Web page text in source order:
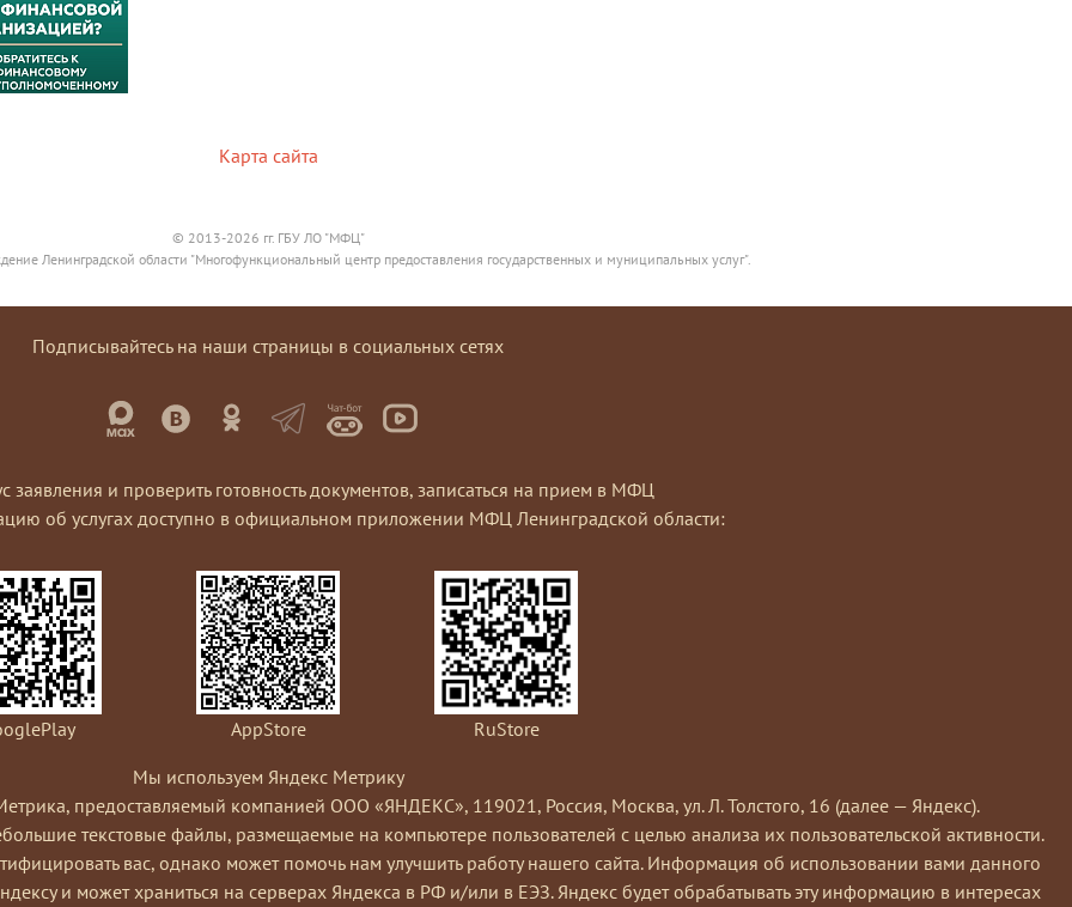
Карта сайта
© 2013-2026 гг. ГБУ ЛО "МФЦ"
Ленинградской области "Многофункциональный центр предоставления государственных и муниципальных услуг".
Подписывайтесь на наши страницы в социальных сетях
заявления и проверить готовность документов, записаться на прием в МФЦ
об услугах доступно в официальном приложении МФЦ Ленинградской области:
AppStore
RuStore
Мы используем Яндекс Метрику
предоставляемый компанией ООО «ЯНДЕКС», 119021, Россия, Москва, ул. Л. Толстого, 16 (далее — Яндекс).
текстовые файлы, размещаемые на компьютере пользователей с целью анализа их пользовательской активности.
вас, однако может помочь нам улучшить работу нашего сайта. Информация об использовании вами данного
и может храниться на серверах Яндекса в РФ и/или в ЕЭЗ. Яндекс будет обрабатывать эту информацию в интересах